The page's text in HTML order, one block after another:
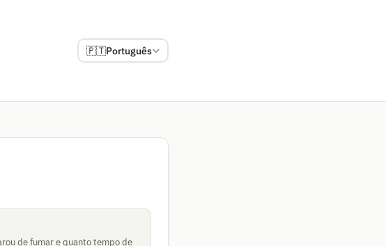
🇵🇹Português
de fumar e quanto tempo de